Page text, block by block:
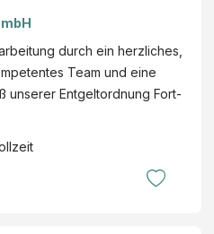
durch ein herzliches,
Team und eine
unserer Entgeltordnung Fort-